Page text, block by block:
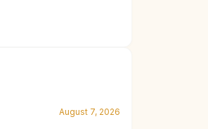
August 7, 2026